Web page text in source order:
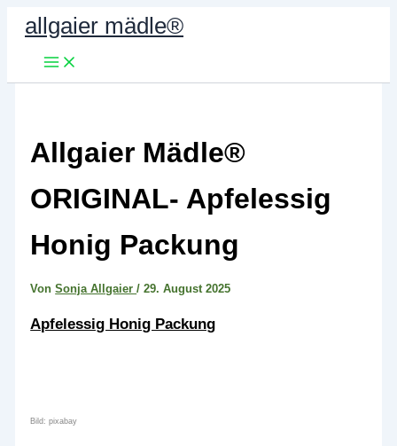
Zum
Inhalt
springen
allgaier mädle®
Allgaier Mädle®
ORIGINAL- Apfelessig
Honig Packung
VonSonja Allgaier/29. August 2025
Apfelessig Honig Packung
Bild: pixabay